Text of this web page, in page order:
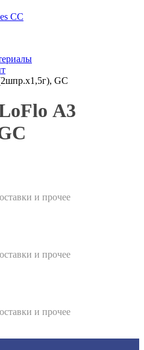
CC
GС
А3
и прочее
и прочее
и прочее